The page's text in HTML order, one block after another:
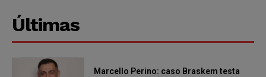
Últimas
Marcello Perino: caso Braskem testa